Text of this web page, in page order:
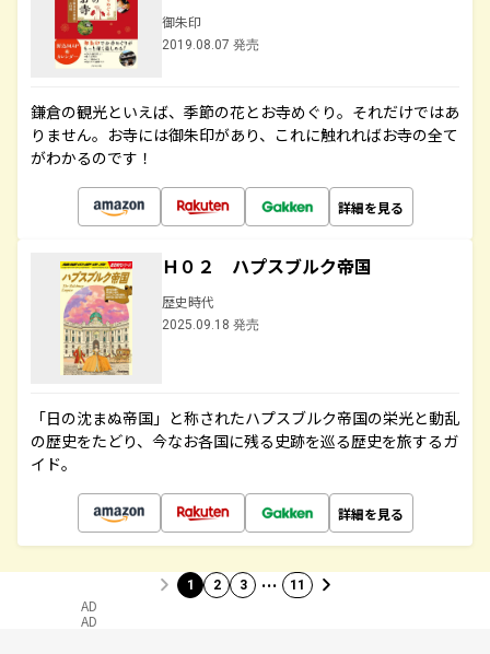
御朱印
2019.08.07 発売
鎌倉の観光といえば、季節の花とお寺めぐり。それだけではあ
りません。お寺には御朱印があり、これに触れればお寺の全て
がわかるのです！
詳細を見る
Ｈ０２ ハプスブルク帝国
歴史時代
2025.09.18 発売
「日の沈まぬ帝国」と称されたハプスブルク帝国の栄光と動乱
の歴史をたどり、今なお各国に残る史跡を巡る歴史を旅するガ
イド。
詳細を見る
1 2 3 … 11
AD
AD